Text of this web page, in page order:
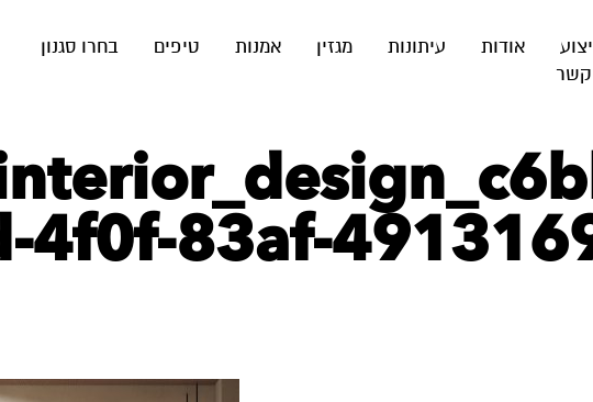
אודות עיתונות מגזין אמנות טיפים
בחרו סגנון
קשר
4f0f-83af-